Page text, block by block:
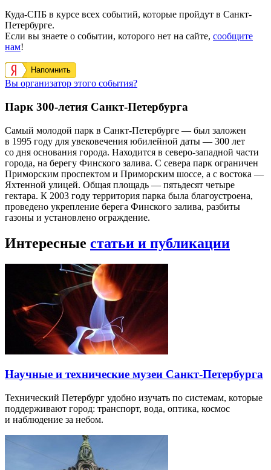
Куда-СПБ в курсе всех событий, которые пройдут в Санкт-
Петербурге.
Если вы знаете о событии, которого нет на сайте, сообщите
нам!
Напомнить
Вы организатор этого события?
Парк 300-летия Санкт-Петербурга
Самый молодой парк в Санкт-Петербурге — был заложен
в 1995 году для увековечения юбилейной даты — 300 лет
со дня основания города. Находится в северо-западной части
города, на берегу Финского залива. С севера парк ограничен
Приморским проспектом и Приморским шоссе, а с востока —
Яхтенной улицей. Общая площадь — пятьдесят четыре
гектара. К 2003 году территория парка была благоустроена,
проведено укрепление берега Финского залива, разбиты
газоны и установлено ограждение.
Интересные статьи и публикации
Научные и технические музеи Санкт-Петербурга
Технический Петербург удобно изучать по системам, которые
поддерживают город: транспорт, вода, оптика, космос
и наблюдение за небом.